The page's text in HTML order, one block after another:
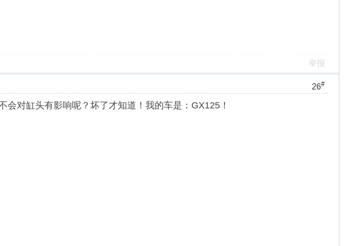
举报
26#
对缸头有影响呢？坏了才知道！我的车是：GX125！